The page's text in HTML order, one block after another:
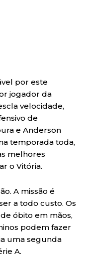
por este
jogador da
velocidade,
de
e Anderson
temporada toda,
melhores
o Vitória.
A missão é
a todo custo. Os
óbito em mãos,
podem fazer
uma segunda
A.